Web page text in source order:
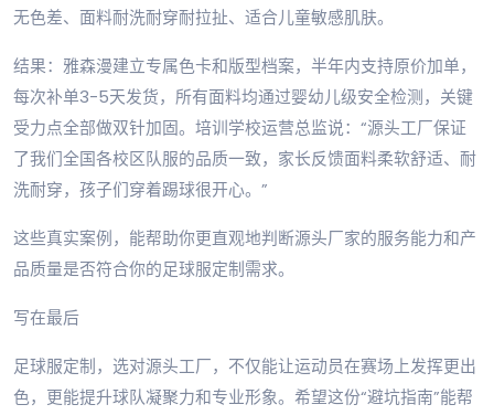
无色差、面料耐洗耐穿耐拉扯、适合儿童敏感肌肤。
结果：雅森漫建立专属色卡和版型档案，半年内支持原价加单，
每次补单3-5天发货，所有面料均通过婴幼儿级安全检测，关键
受力点全部做双针加固。培训学校运营总监说：“源头工厂保证
了我们全国各校区队服的品质一致，家长反馈面料柔软舒适、耐
洗耐穿，孩子们穿着踢球很开心。”
这些真实案例，能帮助你更直观地判断源头厂家的服务能力和产
品质量是否符合你的足球服定制需求。
写在最后
足球服定制，选对源头工厂，不仅能让运动员在赛场上发挥更出
色，更能提升球队凝聚力和专业形象。希望这份“避坑指南”能帮